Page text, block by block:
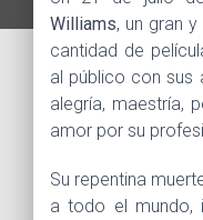
Williams, un gran
cantidad de
al público con sus
alegría, maestría,
amor por su
Su repentina
a todo el mundo,